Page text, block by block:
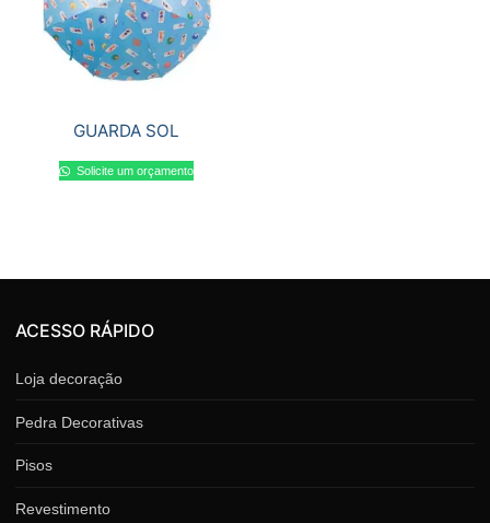
GUARDA SOL
Solicite um orçamento
ACESSO RÁPIDO
Loja decoração
Pedra Decorativas
Pisos
Revestimento